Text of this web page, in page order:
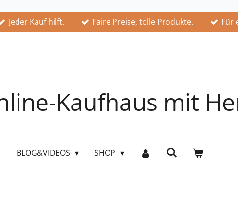
Jeder Kauf hilft. Faire Preise, tolle Produkte. Für
Kaufhaus mit
BLOG&VIDEOS SHOP